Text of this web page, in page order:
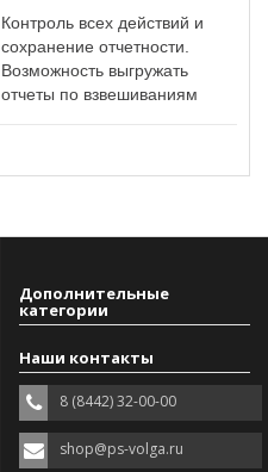
Контроль всех действий и
сохранение отчетности.
Возможность выгружать
отчеты по взвешиваниям
Дополнительные
категории
Наши контакты
8 (8442) 32-00-00
shop@ps-volga.ru